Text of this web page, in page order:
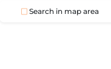
Search in map area